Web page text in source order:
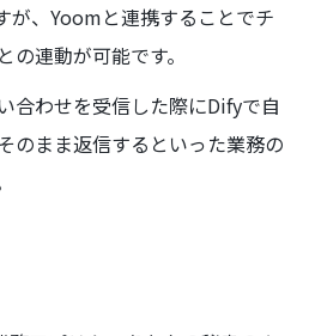
が、Yoomと連携することでチ
の連動が可能です。
合わせを受信した際にDifyで自
のまま返信するといった業務の